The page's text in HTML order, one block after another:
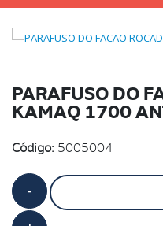
PARAFUSO DO
KAMAQ 1700
Código: 5005004